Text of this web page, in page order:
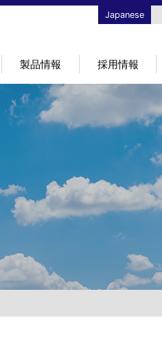
Japanese
製品情報 採用情報